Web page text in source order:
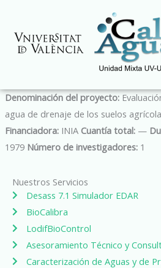
contenido
Denominación del proyecto:
agua de drenaje de los suelos
Financiadora:INIA Cuantía total:—
1979 Número de investigadores:1
Nuestros Servicios
Desass 7.1 Simulador EDAR
BioCalibra
LodifBioControl
Asesoramiento Técnico y
Caracterización de Aguas y de